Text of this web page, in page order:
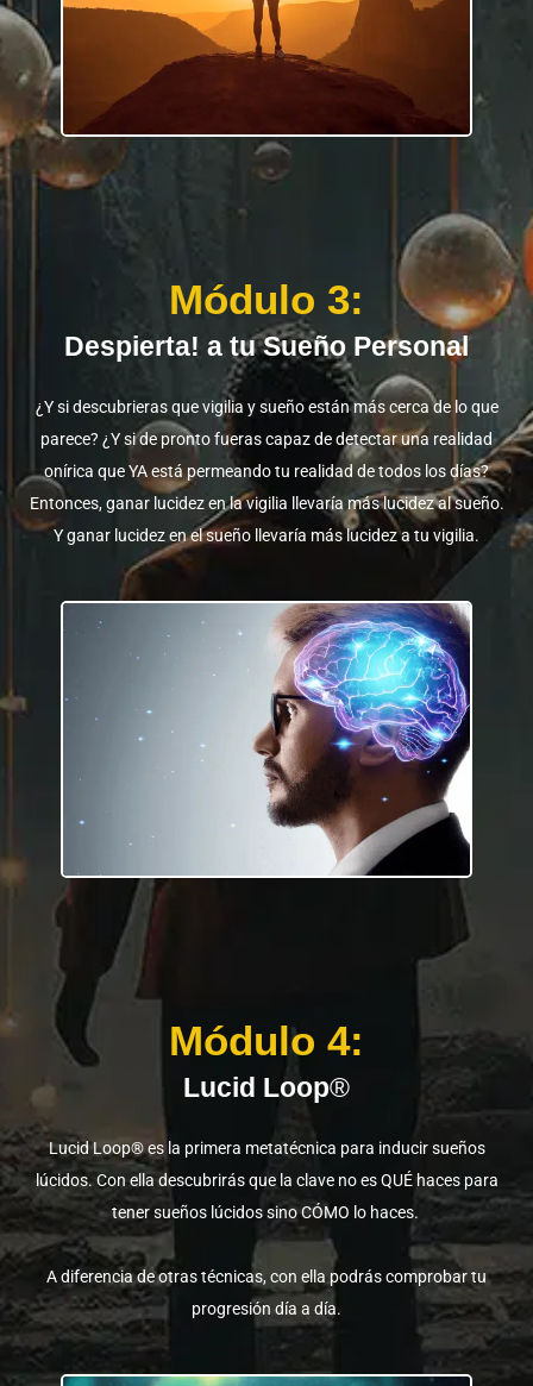
Módulo 3:
Despierta! a tu Sueño Personal
¿Y si descubrieras que vigilia y sueño están más cerca de lo que
parece? ¿Y si de pronto fueras capaz de detectar una realidad
onírica que YA está permeando tu realidad de todos los días?
Entonces, ganar lucidez en la vigilia llevaría más lucidez al sueño.
Y ganar lucidez en el sueño llevaría más lucidez a tu vigilia.
Módulo 4:
Lucid Loop®
Lucid Loop® es la primera metatécnica para inducir sueños
lúcidos. Con ella descubrirás que la clave no es QUÉ haces para
tener sueños lúcidos sino CÓMO lo haces.
A diferencia de otras técnicas, con ella podrás comprobar tu
progresión día a día.